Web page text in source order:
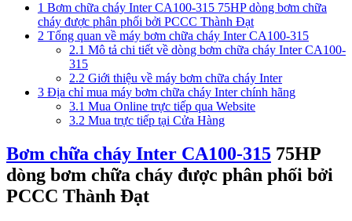
1 Bơm chữa cháy Inter CA100-315 75HP dòng bơm chữa
cháy được phân phối bởi PCCC Thành Đạt
2 Tổng quan về máy bơm chữa cháy Inter CA100-315
2.1 Mô tả chi tiết về dòng bơm chữa cháy Inter CA100-
315
2.2 Giới thiệu về máy bơm chữa cháy Inter
3 Địa chỉ mua máy bơm chữa cháy Inter chính hãng
3.1 Mua Online trực tiếp qua Website
3.2 Mua trực tiếp tại Cửa Hàng
Bơm chữa cháy Inter CA100-315 75HP
dòng bơm chữa cháy được phân phối bởi
PCCC Thành Đạt